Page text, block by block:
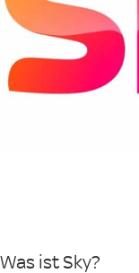
Was ist Sky?